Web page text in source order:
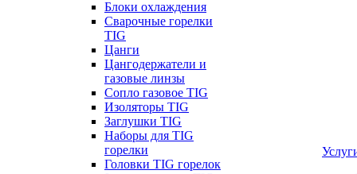
Блоки охлаждения
Сварочные горелки
TIG
Цанги
Цангодержатели и
газовые линзы
Сопло газовое TIG
Изоляторы TIG
Заглушки TIG
Наборы для TIG
горелки
Головки TIG горелок